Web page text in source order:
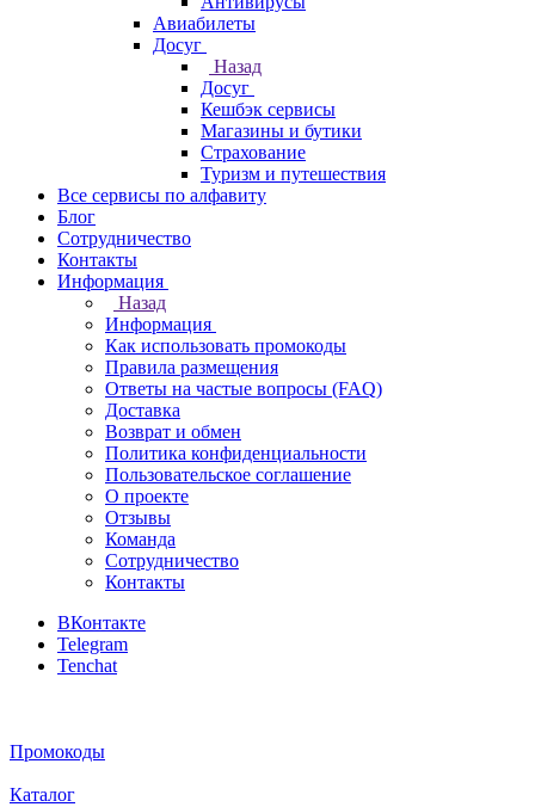
Авиабилеты
Досуг
Назад
Досуг
Кешбэк сервисы
Магазины и бутики
Страхование
Туризм и путешествия
Все сервисы по алфавиту
Блог
Сотрудничество
Контакты
Информация
Назад
Информация
Как использовать промокоды
Правила размещения
Ответы на частые вопросы (FAQ)
Доставка
Возврат и обмен
Политика конфиденциальности
Пользовательское соглашение
О проекте
Отзывы
Команда
Сотрудничество
Контакты
ВКонтакте
Telegram
Tenchat
Промокоды
Каталог